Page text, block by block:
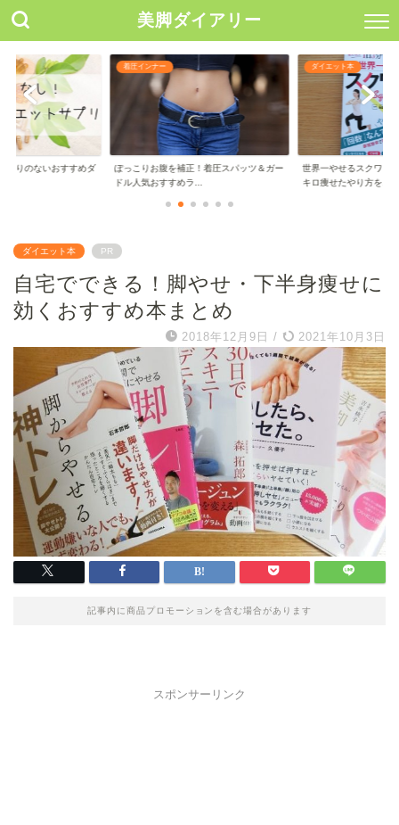
美脚ダイアリー
！着圧スパッツ＆ガー
ダイエット本
世界一やせるスクワットをやってみた！３
キロ痩せたやり方を...
サプリ
強力着圧レギンスおす
圧強めで引き締め効...
ダイエット本 PR
自宅でできる！脚やせ・下半身痩せに
効くおすすめ本まとめ
2018年12月9日 / 2021年10月3日
記事内に商品プロモーションを含む場合があります
スポンサーリンク